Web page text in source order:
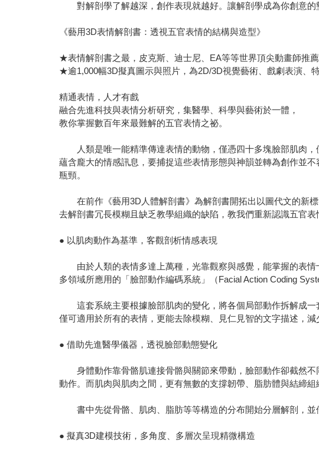
對解剖學了解越深，創作表現就越好。讓解剖學成為你創意的
《藝用3D表情解剖書：透視五官表情的結構與造型》
★表情解剖書之最，皮克斯、迪士尼、EA等等世界頂尖動畫師推
★逾1,000幅3D擬真圖示與照片，為2D/3D視覺藝術、戲劇表演、
精通表情，人才有戲
融合先進科技與表情分析研究，集醫學、科學與藝術於一體，
教你掌握數百年來最難解的五官表情之祕。
人類是唯一能精準傳達表情的動物，僅憑四十多塊臉部肌肉，
蘊含龐大的情感訊息，要捕捉這些表情形態與神韻並轉為創作並
瓶頸。
在前作《藝用3D人體解剖書》為解剖書開拓出以圖代文的新標
去解剖書冗長模糊且缺乏教學組織的缺陷，教我們重新認識五官表
● 以肌肉動作為基準，客觀剖析情感表現
由於人類的表情多達上萬種，光靠觀察與感覺，能掌握的表情
多領域所應用的「臉部動作編碼系統」（Facial Action Coding
這套系統主要根據臉部肌肉的變化，將各個局部動作拆解成一
僅可適用於所有的表情，更能去除模糊、見仁見智的文字描述，
● 借助先進醫學儀器，透視臉部動態變化
身體動作靠骨骼肌連接骨骼與關節來帶動，臉部動作卻截然不
動作。而肌肉與肌肉之間，更有無數的支撐韌帶、脂肪體與結締組
書中先從骨骼、肌肉、脂肪等等構造的分布開始分層解剖，並
● 擬真3D建模技術，多角度、多層次呈現精微構造